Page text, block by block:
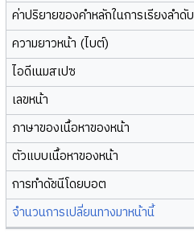
ค่าปริยายของคำหลักในการเรียงลำดับ
ความยาวหน้า (ไบต์)
ไอดีเนมสเปซ
เลขหน้า
ภาษาของเนื้อหาของหน้า
ตัวแบบเนื้อหาของหน้า
การทำดัชนีโดยบอต
จำนวนการเปลี่ยนทางมาหน้านี้